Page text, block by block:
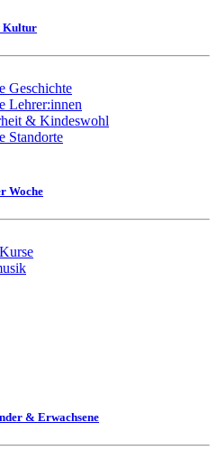
Kultur
Geschichte
Lehrer:innen
& Kindeswohl
Standorte
Woche
& Erwachsene